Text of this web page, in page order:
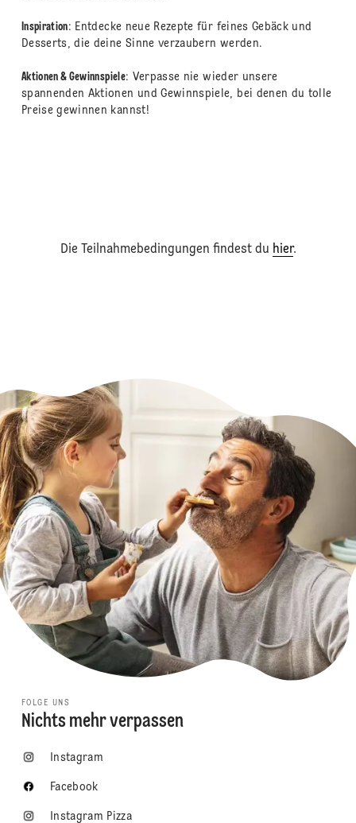
Inspiration: Entdecke neue Rezepte für feines Gebäck und
Desserts, die deine Sinne verzaubern werden.
Aktionen & Gewinnspiele: Verpasse nie wieder unsere
spannenden Aktionen und Gewinnspiele, bei denen du tolle
Preise gewinnen kannst!
Die Teilnahmebedingungen findest du hier.
FOLGE UNS
Nichts mehr verpassen
Instagram
Facebook
Instagram Pizza